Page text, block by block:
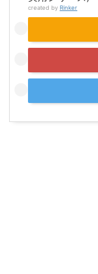
created by Rinker